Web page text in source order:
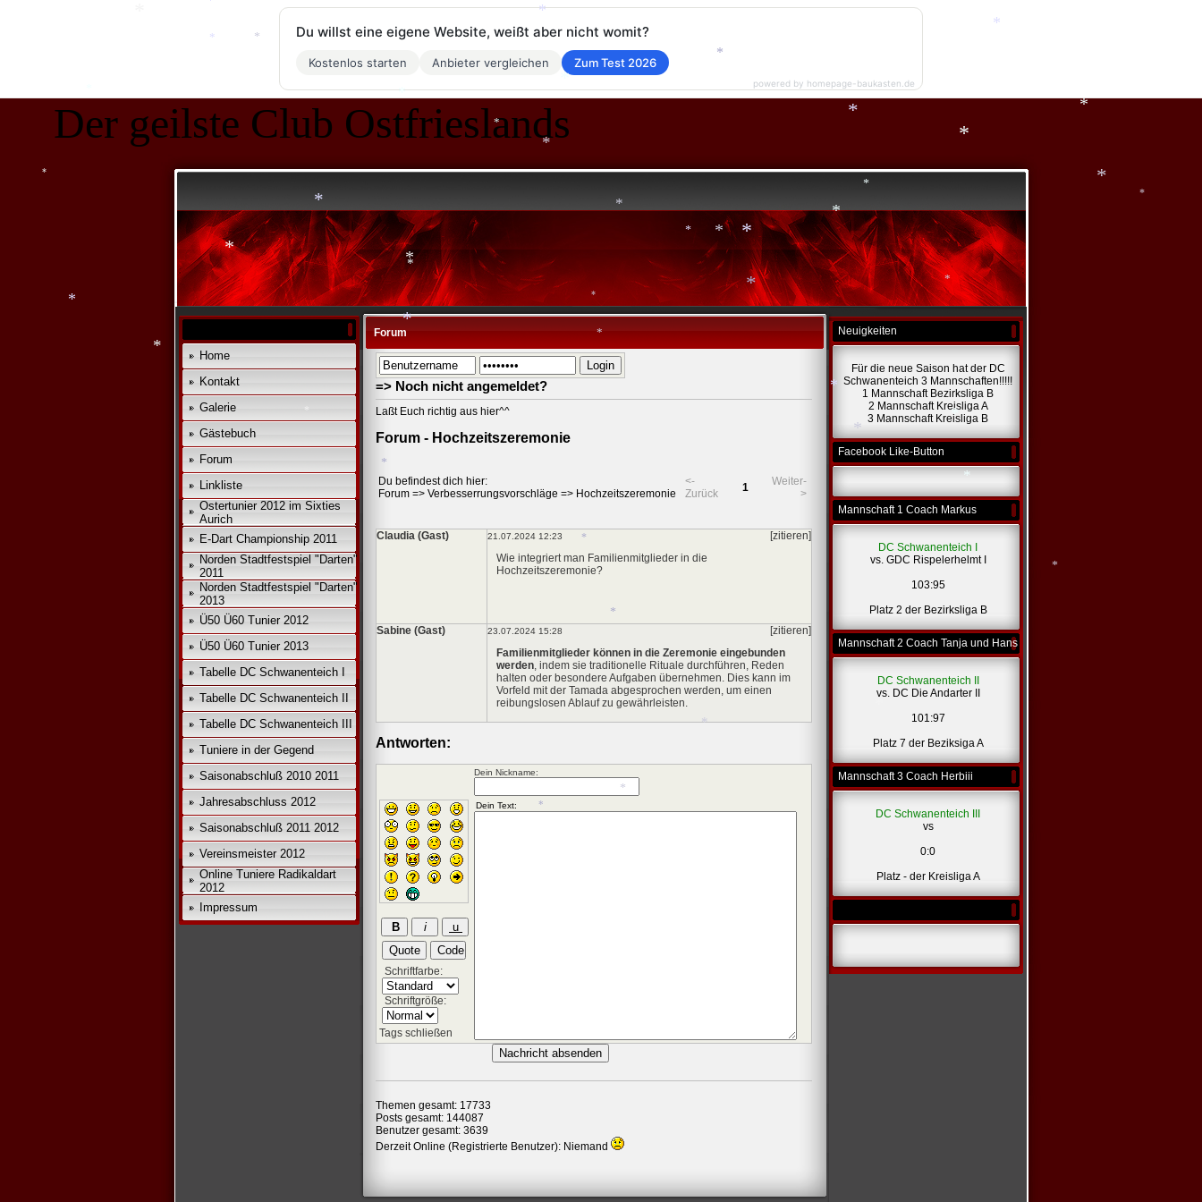
Der geilste Club Ostfrieslands
Home
Kontakt
Galerie
Gästebuch
Forum
Linkliste
Ostertunier 2012 im Sixties
Aurich
E-Dart Championship 2011
Norden Stadtfestspiel "Darten"
2011
Norden Stadtfestspiel "Darten"
2013
Ü50 Ü60 Tunier 2012
Ü50 Ü60 Tunier 2013
Tabelle DC Schwanenteich I
Tabelle DC Schwanenteich II
Tabelle DC Schwanenteich III
Tuniere in der Gegend
Saisonabschluß 2010 2011
Jahresabschluss 2012
Saisonabschluß 2011 2012
Vereinsmeister 2012
Online Tuniere Radikaldart
2012
Impressum
Forum
=> Noch nicht angemeldet?
Laßt Euch richtig aus hier^^
Forum - Hochzeitszeremonie
Du befindest dich hier:
Forum => Verbesserrungsvorschläge => Hochzeitszeremonie
<-
Zurück
1
Weiter-
>
Claudia (Gast) 21.07.2024 12:23
[zitieren]
Wie integriert man Familienmitglieder in die
Hochzeitszeremonie?
Sabine (Gast) 23.07.2024 15:28
[zitieren]
Familienmitglieder können in die Zeremonie eingebunden
werden, indem sie traditionelle Rituale durchführen, Reden
halten oder besondere Aufgaben übernehmen. Dies kann im
Vorfeld mit der Tamada abgesprochen werden, um einen
reibungslosen Ablauf zu gewährleisten.
Antworten:
Dein Nickname:
Schriftfarbe:
Schriftgröße:
Tags schließen
Themen gesamt: 17733
Posts gesamt: 144087
Benutzer gesamt: 3639
Derzeit Online (Registrierte Benutzer): Niemand
Neuigkeiten
Für die neue Saison hat der DC
Schwanenteich 3 Mannschaften!!!!!
1 Mannschaft Bezirksliga B
2 Mannschaft Kreisliga A
3 Mannschaft Kreisliga B
Facebook Like-Button
Mannschaft 1 Coach Markus
DC Schwanenteich I
vs. GDC Rispelerhelmt I
103:95
Platz 2 der Bezirksliga B
Mannschaft 2 Coach Tanja und Hans
DC Schwanenteich II
vs. DC Die Andarter II
101:97
Platz 7 der Beziksiga A
Mannschaft 3 Coach Herbiii
DC Schwanenteich III
vs
0:0
Platz - der Kreisliga A
Du willst eine eigene Website, weißt aber nicht womit?
Kostenlos starten Anbieter vergleichen Zum Test 2026
powered by homepage-baukasten.de
*
*
*
*
*
*
*
*
*
* *
*
*
*
*
*
*
*
*
*
*
*